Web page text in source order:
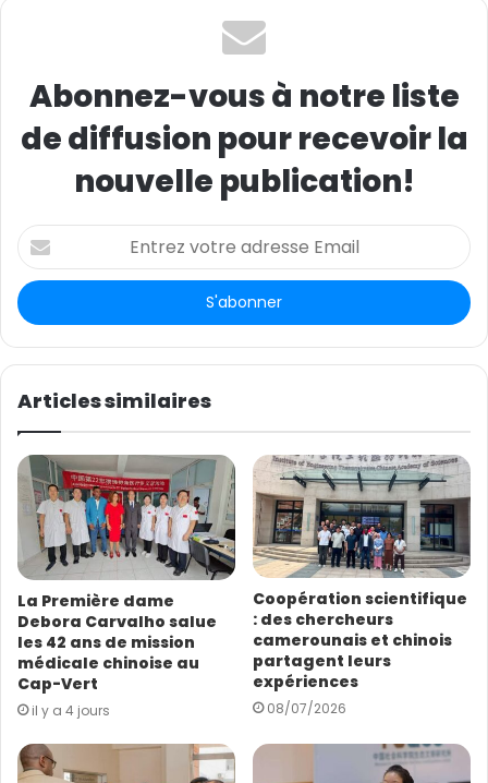
离实际的，而且展示了他们对这个领域的无知。
Les supposés faibles gains de pays: Il faut
remettre tout dans le contexte.所谓国家只挣得低微
收入：要结合具体语境
Le code minier du Cameroun élaboré en 2016 est le
cadre qui permet de comprendre comment
fonctionne le secteur. Une simple lecture de ce code
aurait evité à Cabral de se tromper autant. Ce code
fixe les gains du pays. Il faut savoir que le gain financier
ne s evalue pas sur les ventes mais sur le benifices que
de l’exploration à l’exploitation).
喀麦隆发布于2016年的《矿业法》就规定了矿业领域运行的基
本框架。如果能简单阅读一下这部法律，Cabral议员就不会犯
那么大的错误。这部法律就写明了国家的收益。要知道，财务
收益不等于销售额，而是在销售额减去从勘探到开采的所有费
用。
Le premier est le taxe ad valorem que notre député
considère comme le gain unique du Cameroun. Il
considere que c’est ce que l’entreprise va verser au
Cameroun apres vente du minerais. C’est
complètement erroné. En fait cette redévance minière
qui est fixée à 5% (en Afrique le Cameroun a l’un des
Abonnez-vous à notre liste
de diffusion pour recevoir la
nouvelle publication!
E
n
r
e
z
o
r
e
r
e
s
s
e
E
m
a
i
Articles similaires
La Première dame
Debora Carvalho salue
les 42 ans de mission
médicale chinoise au
Cap-Vert
il y a 4 jours
Coopération scientifique
: des chercheurs
camerounais et chinois
partagent leurs
expériences
08/07/2026